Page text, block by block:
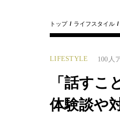
トップ ライフスタイル
LIFESTYLE 100人
「話す
体験談や